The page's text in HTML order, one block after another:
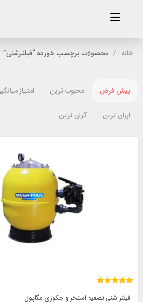
خانه محصولات برچسب خورده “فیلترشنی”
پیش فرض محبوب ترین امتیاز میانگین
ارزان ترین گران ترین
فیلتر شنی تصفیه استخر و جکوزی مگاپول